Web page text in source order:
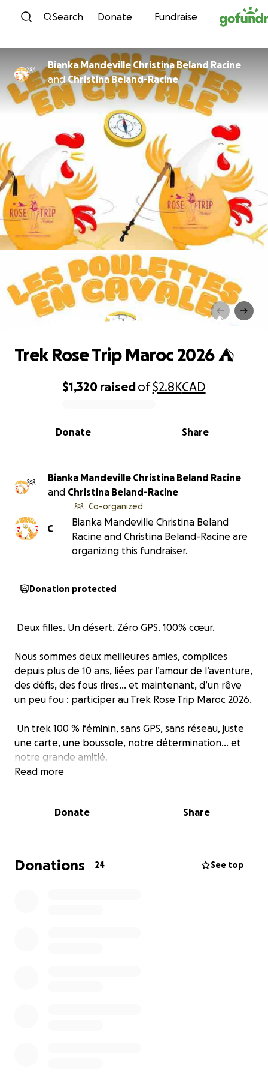
Skip to content
Search Donate Fundraise
Bianka Mandeville Christina Beland Racine
and Christina Beland-Racine
Trek Rose Trip Maroc 2026 ️⛺️
0% complete
$1,320 raisedof$2.8KCAD
Share
Donate
Trek Rose Trip Maroc 2026 ️⛺️
Bianka Mandeville Christina Beland Racine
and Christina Beland-Racine
C
Co-organized
Bianka Mandeville Christina Beland
Racine and Christina Beland-Racine are
organizing this fundraiser.
Donation protected
‍‍‍ Deux filles. Un désert. Zéro GPS. 100% cœur.️️️
Nous sommes deux meilleures amies, complices
depuis plus de 10 ans, liées par l’amour de l’aventure,
des défis, des fous rires… et maintenant, d’un rêve
un peu fou : participer au Trek Rose Trip Maroc 2026.
‍ Un trek 100 % féminin, sans GPS, sans réseau, juste
une carte, une boussole, notre détermination… et
notre grande amitié.
marchant 20 km par jour dans le sable chaud du
Mais au-delà du défi, c’est une cause qui nous tient à
cœur : lutter contre le cancer du sein. En
Read more
Donate Share
Donations 24 See top